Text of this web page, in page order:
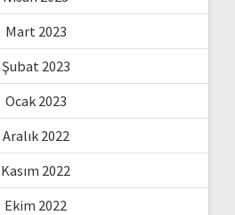
Mart 2023
Şubat 2023
Ocak 2023
Aralık 2022
Kasım 2022
Ekim 2022